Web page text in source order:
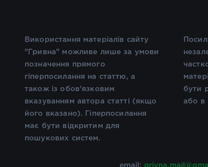
Використання матеріалів сайту
"Гривна" можливе лише за умови
позначення прямого
гіперпосилання на статтю, а
також із обов'язковим
вказуванням автора статті (якщо
його вказано). Гіперпосилання
має бути відкритим для
пошукових систем.
email:
бути
або в